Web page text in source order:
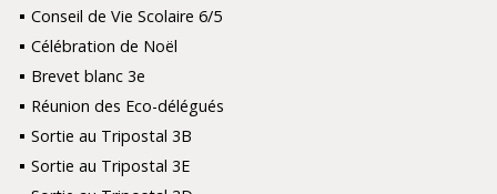
Conseil de Vie Scolaire 6/5
Célébration de Noël
Brevet blanc 3e
Réunion des Eco-délégués
Sortie au Tripostal 3B
Sortie au Tripostal 3E